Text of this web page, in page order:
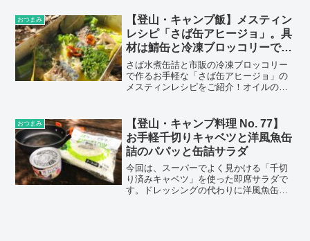
おつまみ
【登山・キャンプ飯】メスティン
レシピ「さば缶アヒージョ」。具
材は鯖缶と冷凍ブロッコリーで簡
単ナイフ要らず
さば水煮缶詰と市販の冷凍ブロッコリー
で作るお手軽な「さば缶アヒージョ」の
メスティンレシピをご紹介！オイルの持
ンバーナーレシピの中ではかなり簡単だ
と思います。
おつまみ
【登山・キャンプ料理 No. 77】
お手軽千切りキャベツと洋風魚缶
詰のパパッと缶詰サラダ
今回は、スーパーでよく見かける「千切
り済みキャベツ」を使った即席サラダで
す。ドレッシングの代わりに洋風魚缶詰